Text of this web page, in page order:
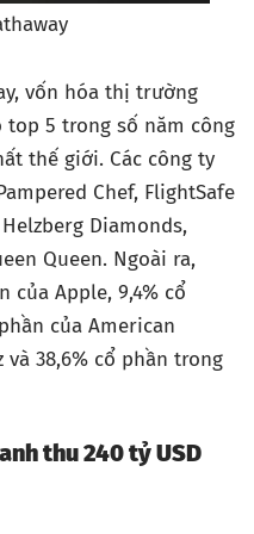
vốn hóa thị trường
top 5 trong số năm công
thế giới. Các công ty
Chef, FlightSafe
Diamonds,
Queen. Ngoài ra,
của Apple, 9,4% cổ
của American
và 38,6% cổ phần trong
thu 240 tỷ USD